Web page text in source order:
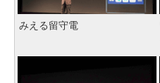
みえる留守電